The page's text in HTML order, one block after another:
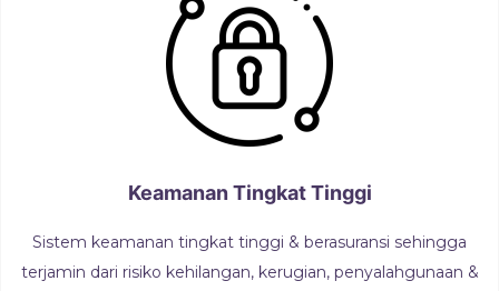
Keamanan Tingkat Tinggi
Sistem keamanan tingkat tinggi & berasuransi sehingga
terjamin dari risiko kehilangan, kerugian, penyalahgunaan &